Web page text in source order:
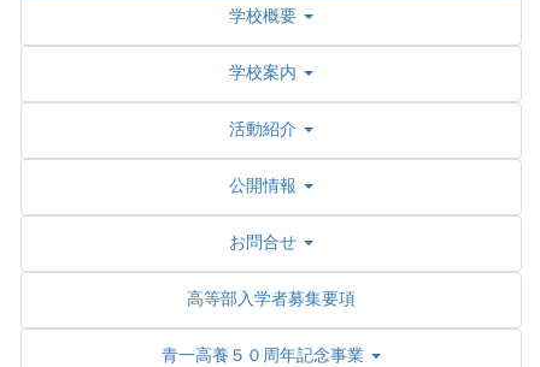
学校概要
学校案内
活動紹介
公開情報
お問合せ
高等部入学者募集要項
青一高養５０周年記念事業